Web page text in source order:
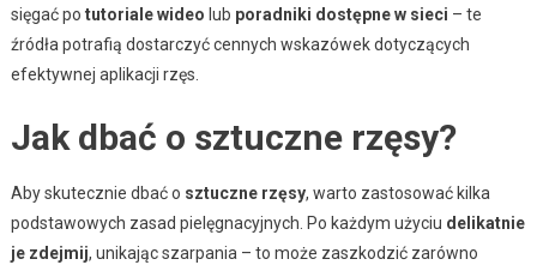
sięgać po tutoriale wideo lub poradniki dostępne w sieci – te
źródła potrafią dostarczyć cennych wskazówek dotyczących
efektywnej aplikacji rzęs.
Jak dbać o sztuczne rzęsy?
Aby skutecznie dbać o sztuczne rzęsy, warto zastosować kilka
podstawowych zasad pielęgnacyjnych. Po każdym użyciu delikatnie
je zdejmij, unikając szarpania – to może zaszkodzić zarówno